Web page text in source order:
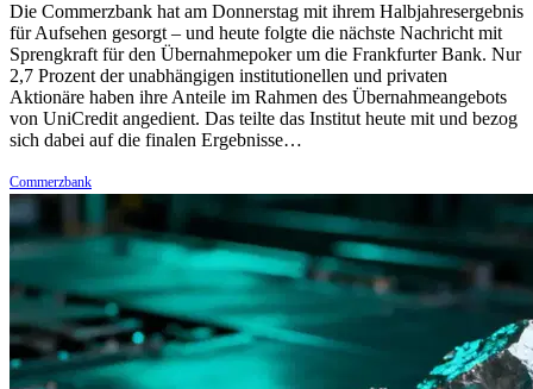
Die Commerzbank hat am Donnerstag mit ihrem Halbjahresergebnis
für Aufsehen gesorgt – und heute folgte die nächste Nachricht mit
Sprengkraft für den Übernahmepoker um die Frankfurter Bank. Nur
2,7 Prozent der unabhängigen institutionellen und privaten
Aktionäre haben ihre Anteile im Rahmen des Übernahmeangebots
von UniCredit angedient. Das teilte das Institut heute mit und bezog
sich dabei auf die finalen Ergebnisse…
Commerzbank